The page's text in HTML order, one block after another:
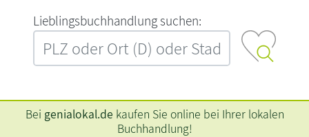
L‍i‍e‍b‍l‍i‍n‍g‍s‍b‍u‍c‍h‍h‍a‍n‍d‍l‍u‍n‍g‍ ‍s‍u‍c‍h‍e‍n‍:‍
Bei genialokal.de kaufen Sie online bei Ihrer lokalen
Buchhandlung!